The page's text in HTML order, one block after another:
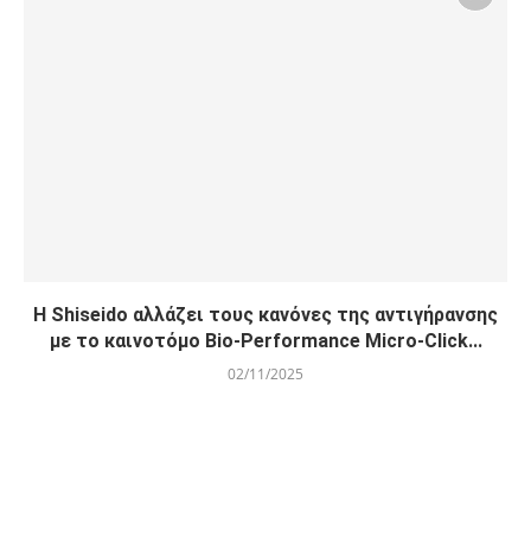
Η Shiseido αλλάζει τους κανόνες της αντιγήρανσης
με το καινοτόμο Bio-Performance Micro-Click...
02/11/2025